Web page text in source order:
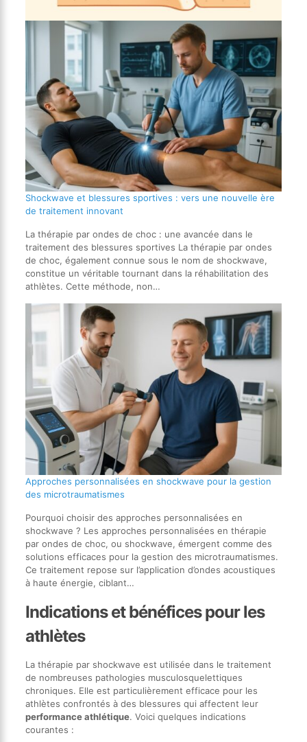
Shockwave et blessures sportives : vers une nouvelle ère
de traitement innovant
La thérapie par ondes de choc : une avancée dans le
traitement des blessures sportives La thérapie par ondes
de choc, également connue sous le nom de shockwave,
constitue un véritable tournant dans la réhabilitation des
athlètes. Cette méthode, non…
Approches personnalisées en shockwave pour la gestion
des microtraumatismes
Pourquoi choisir des approches personnalisées en
shockwave ? Les approches personnalisées en thérapie
par ondes de choc, ou shockwave, émergent comme des
solutions efficaces pour la gestion des microtraumatismes.
Ce traitement repose sur l’application d’ondes acoustiques
à haute énergie, ciblant…
Indications et bénéfices pour les
athlètes
La thérapie par shockwave est utilisée dans le traitement
de nombreuses pathologies musculosquelettiques
chroniques. Elle est particulièrement efficace pour les
athlètes confrontés à des blessures qui affectent leur
performance athlétique. Voici quelques indications
courantes :